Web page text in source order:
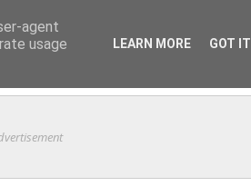
ΚΥΡΙΑ ΘΕΜΑΤΑ
agent
usage
LEARN MORE GOT IT